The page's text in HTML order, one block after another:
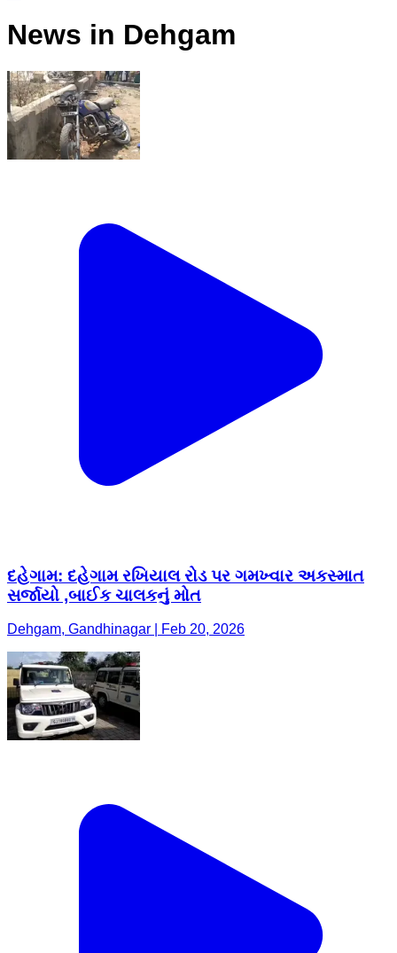
News in Dehgam
દહેગામ: દહેગામ રખિયાલ રોડ પર ગમખ્વાર અકસ્માત
સર્જાયો ,બાઈક ચાલકનું મોત
Dehgam, Gandhinagar | Feb 20, 2026